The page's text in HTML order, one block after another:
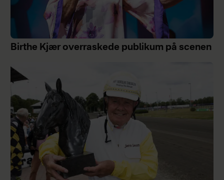
Birthe Kjær overraskede publikum på scenen